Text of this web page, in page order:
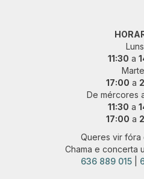
Luns
11:30 a
17:00 a
De mércores
11:30 a
17:00 a
Queres vir fóra
Chama e concerta
636 889 015|